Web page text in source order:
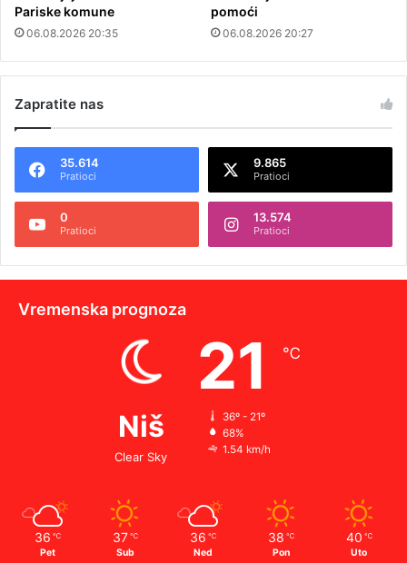
Pariske komune
06.08.2026 20:35
pomoći
06.08.2026 20:27
Zapratite nas
35.614
Pratioci
9.865
Pratioci
0
Pratioci
13.574
Pratioci
Vremenska prognoza
Niš
Clear Sky
21 ℃
36º - 21º
68%
1.54 km/h
36 ℃
Pet
37 ℃
Sub
36 ℃
Ned
38 ℃
Pon
40 ℃
Uto